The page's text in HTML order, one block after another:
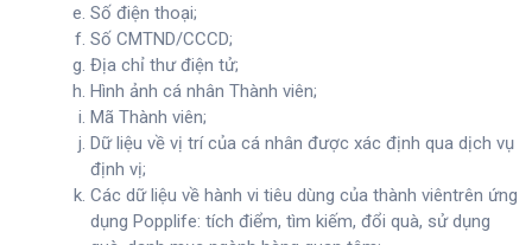
Số điện thoại;
Số CMTND/CCCD;
Địa chỉ thư điện tử;
Hình ảnh cá nhân Thành viên;
Mã Thành viên;
Dữ liệu về vị trí của cá nhân được xác định qua dịch vụ
định vị;
Các dữ liệu về hành vi tiêu dùng của thành viêntrên ứng
dụng Popplife: tích điểm, tìm kiếm, đổi quà, sử dụng